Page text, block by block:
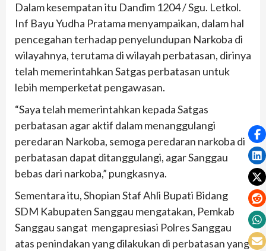
Dalam kesempatan itu Dandim 1204 / Sgu. Letkol.
Inf Bayu Yudha Pratama menyampaikan, dalam hal
pencegahan terhadap penyelundupan Narkoba di
wilayahnya, terutama di wilayah perbatasan, dirinya
telah memerintahkan Satgas perbatasan untuk
lebih memperketat pengawasan.
“Saya telah memerintahkan kepada Satgas
perbatasan agar aktif dalam menanggulangi
peredaran Narkoba, semoga peredaran narkoba di
perbatasan dapat ditanggulangi, agar Sanggau
bebas dari narkoba,” pungkasnya.
Sementara itu, Shopian Staf Ahli Bupati Bidang
SDM Kabupaten Sanggau mengatakan, Pemkab
Sanggau sangat mengapresiasi Polres Sanggau
atas penindakan yang dilakukan di perbatasan yang